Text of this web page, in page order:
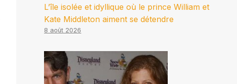
L’île isolée et idyllique où le prince William et
Kate Middleton aiment se détendre
8 août 2026